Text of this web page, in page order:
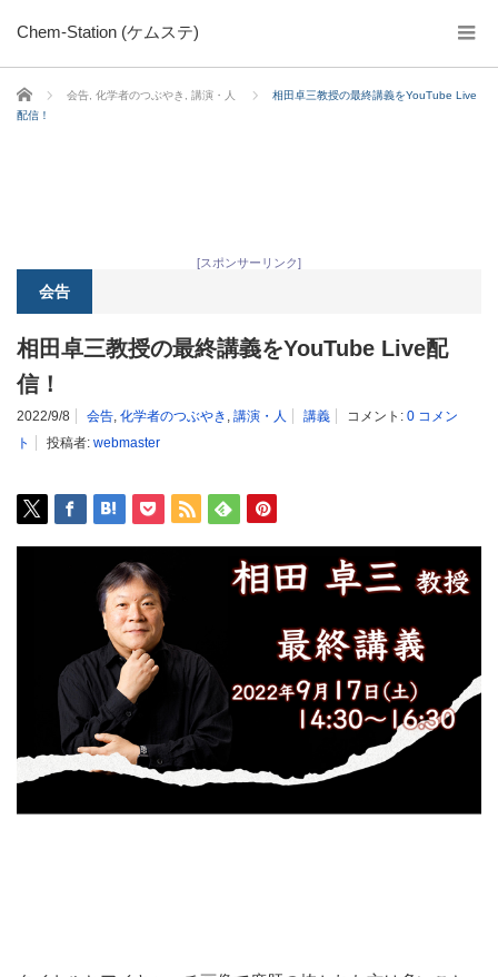
Chem-Station (ケムステ)
ホーム 会告 化学者のつぶやき 講演・人
相田卓三教授の最終講義をYouTube Live
配信！
[スポンサーリンク]
会告
相田卓三教授の最終講義をYouTube Live配
信！
2022/9/8 会告, 化学者のつぶやき , 講演・人 講義 コメント: 0 コメン
ト
投稿者: webmaster